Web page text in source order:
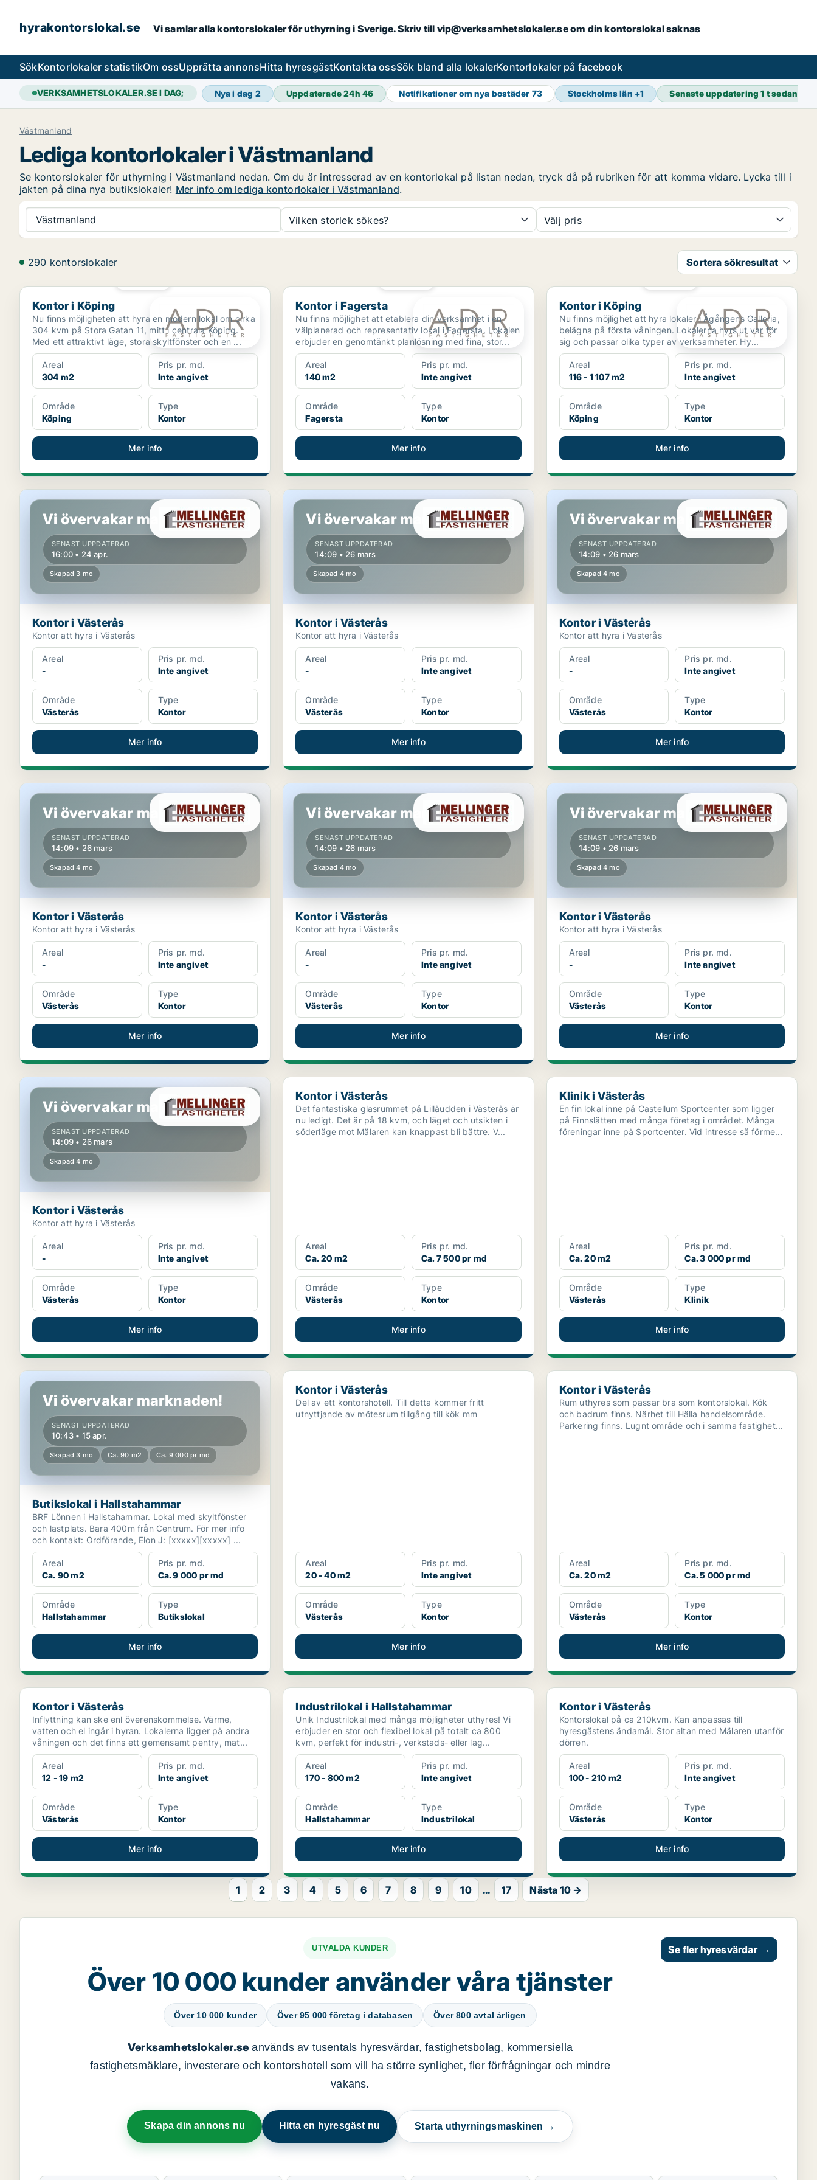
hyrakontorslokal.se Vi samlar alla kontorslokaler för uthyrning i Sverige. Skriv till vip@verksamhetslokaler.se om din kontorslokal saknas
SökKontorlokaler statistikOm ossUpprätta annonsHitta hyresgästKontakta ossSök bland alla lokalerKontorlokaler på facebook
VERKSAMHETSLOKALER.SE I DAG; Nya i dag 2 Uppdaterade 24h46 Notifikationer om nya bostäder 73 Stockholms län +1 Senaste uppdatering1 t sedan
Västmanland
Lediga kontorlokaler i Västmanland
Se kontorslokaler för uthyrning i Västmanland nedan. Om du är intresserad av en kontorlokal på listan nedan, tryck då på rubriken för att komma vidare. Lycka till i
jakten på dina nya butikslokaler! Mer info om lediga kontorlokaler i Västmanland.
Västmanland Vilken storlek sökes? Välj pris
290 kontorslokaler Sortera sökresultat
Kontor i Köping
Kontor i Köping
Nu finns möjligheten att hyra en modern lokal om cirka
304 kvm på Stora Gatan 11, mitt i centrala Köping.
Med ett attraktivt läge, stora skyltfönster och en ...
Areal
304 m2
Pris pr. md.
Inte angivet
Område
Köping
Type
Kontor
Mer info
Kontor i Fagersta
Kontor i Fagersta
Nu finns möjlighet att etablera din verksamhet i en
välplanerad och representativ lokal i Fagersta. Lokalen
erbjuder en genomtänkt planlösning med fina, stor...
Areal
140 m2
Pris pr. md.
Inte angivet
Område
Fagersta
Type
Kontor
Mer info
Kontor i Köping
Kontor i Köping
Nu finns möjlighet att hyra lokaler i Ågångens Galleria,
belägna på första våningen. Lokalerna hyrs ut var för
sig och passar olika typer av verksamheter. Hy...
Areal
116 - 1 107 m2
Pris pr. md.
Inte angivet
Område
Köping
Type
Kontor
Mer info
Kontor i Västerås
Vi övervakar marknaden!
SENAST UPPDATERAD
16:00 • 24 apr.
Skapad 3 mo
Kontor i Västerås
Kontor att hyra i Västerås
Areal
-
Pris pr. md.
Inte angivet
Område
Västerås
Type
Kontor
Mer info
Kontor i Västerås
Vi övervakar marknaden!
SENAST UPPDATERAD
14:09 • 26 mars
Skapad 4 mo
Kontor i Västerås
Kontor att hyra i Västerås
Areal
-
Pris pr. md.
Inte angivet
Område
Västerås
Type
Kontor
Mer info
Kontor i Västerås
Vi övervakar marknaden!
SENAST UPPDATERAD
14:09 • 26 mars
Skapad 4 mo
Kontor i Västerås
Kontor att hyra i Västerås
Areal
-
Pris pr. md.
Inte angivet
Område
Västerås
Type
Kontor
Mer info
Kontor i Västerås
Vi övervakar marknaden!
SENAST UPPDATERAD
14:09 • 26 mars
Skapad 4 mo
Kontor i Västerås
Kontor att hyra i Västerås
Areal
-
Pris pr. md.
Inte angivet
Område
Västerås
Type
Kontor
Mer info
Kontor i Västerås
Vi övervakar marknaden!
SENAST UPPDATERAD
14:09 • 26 mars
Skapad 4 mo
Kontor i Västerås
Kontor att hyra i Västerås
Areal
-
Pris pr. md.
Inte angivet
Område
Västerås
Type
Kontor
Mer info
Kontor i Västerås
Vi övervakar marknaden!
SENAST UPPDATERAD
14:09 • 26 mars
Skapad 4 mo
Kontor i Västerås
Kontor att hyra i Västerås
Areal
-
Pris pr. md.
Inte angivet
Område
Västerås
Type
Kontor
Mer info
Kontor i Västerås
Vi övervakar marknaden!
SENAST UPPDATERAD
14:09 • 26 mars
Skapad 4 mo
Kontor i Västerås
Kontor att hyra i Västerås
Areal
-
Pris pr. md.
Inte angivet
Område
Västerås
Type
Kontor
Mer info
Kontor i Västerås
Kontor i Västerås
Det fantastiska glasrummet på Lillåudden i Västerås är
nu ledigt. Det är på 18 kvm, och läget och utsikten i
söderläge mot Mälaren kan knappast bli bättre. V...
Areal
Ca. 20 m2
Pris pr. md.
Ca. 7 500 pr md
Område
Västerås
Type
Kontor
Mer info
Klinik i Västerås
Klinik i Västerås
En fin lokal inne på Castellum Sportcenter som ligger
på Finnslätten med många företag i området. Många
föreningar inne på Sportcenter. Vid intresse så förme...
Areal
Ca. 20 m2
Pris pr. md.
Ca. 3 000 pr md
Område
Västerås
Type
Klinik
Mer info
Butikslokal i Hallstahammar
Vi övervakar marknaden!
SENAST UPPDATERAD
10:43 • 15 apr.
Skapad 3 mo Ca. 90 m2 Ca. 9 000 pr md
Butikslokal i Hallstahammar
BRF Lönnen i Hallstahammar. Lokal med skyltfönster
och lastplats. Bara 400m från Centrum. För mer info
och kontakt: Ordförande, Elon J: [xxxxx][xxxxx] ...
Areal
Ca. 90 m2
Pris pr. md.
Ca. 9 000 pr md
Område
Hallstahammar
Type
Butikslokal
Mer info
Kontor i Västerås
Kontor i Västerås
Del av ett kontorshotell. Till detta kommer fritt
utnyttjande av mötesrum tillgång till kök mm
Areal
20 - 40 m2
Pris pr. md.
Inte angivet
Område
Västerås
Type
Kontor
Mer info
Kontor i Västerås
Kontor i Västerås
Rum uthyres som passar bra som kontorslokal. Kök
och badrum finns. Närhet till Hälla handelsområde.
Parkering finns. Lugnt område och i samma fastighet...
Areal
Ca. 20 m2
Pris pr. md.
Ca. 5 000 pr md
Område
Västerås
Type
Kontor
Mer info
Kontor i Västerås
Kontor i Västerås
Inflyttning kan ske enl överenskommelse. Värme,
vatten och el ingår i hyran. Lokalerna ligger på andra
våningen och det finns ett gemensamt pentry, mat...
Areal
12 - 19 m2
Pris pr. md.
Inte angivet
Område
Västerås
Type
Kontor
Mer info
Industrilokal i Hallstahammar
Industrilokal i Hallstahammar
Unik Industrilokal med många möjligheter uthyres! Vi
erbjuder en stor och flexibel lokal på totalt ca 800
kvm, perfekt för industri-, verkstads- eller lag...
Areal
170 - 800 m2
Pris pr. md.
Inte angivet
Område
Hallstahammar
Type
Industrilokal
Mer info
Kontor i Västerås
Kontor i Västerås
Kontorslokal på ca 210kvm. Kan anpassas till
hyresgästens ändamål. Stor altan med Mälaren utanför
dörren.
Areal
100 - 210 m2
Pris pr. md.
Inte angivet
Område
Västerås
Type
Kontor
Mer info
1 2 3 4 5 6 7 8 9 10 ... 17 Nästa 10 →
UTVALDA KUNDER
Över 10 000 kunder använder våra tjänster
Över 10 000 kunder Över 95 000 företag i databasen Över 800 avtal årligen
Verksamhetslokaler.se används av tusentals hyresvärdar, fastighetsbolag, kommersiella
fastighetsmäklare, investerare och kontorshotell som vill ha större synlighet, fler förfrågningar och mindre
vakans.
Skapa din annons nu Hitta en hyresgäst nu Starta uthyrningsmaskinen →
Se fler hyresvärdar →